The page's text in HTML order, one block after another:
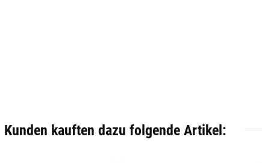
Kunden kauften dazu folgende Artikel: